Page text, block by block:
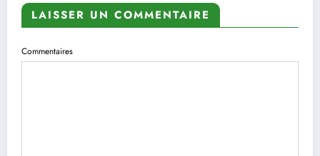
LAISSER UN COMMENTAIRE
Commentaires